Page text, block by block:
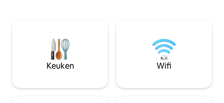
Keuken Wifi